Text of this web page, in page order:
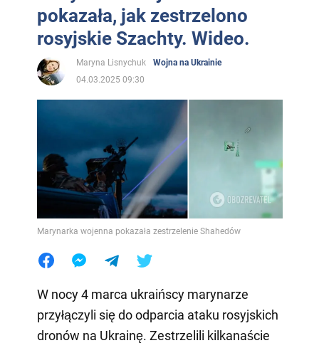
pokazała, jak zestrzelono
rosyjskie Szachty. Wideo.
Maryna Lisnychuk
Wojna na Ukrainie
04.03.2025 09:30
Marynarka wojenna pokazała zestrzelenie Shahedów
W nocy 4 marca ukraińscy marynarze
przyłączyli się do odparcia ataku rosyjskich
dronów na Ukrainę. Zestrzelili kilkanaście